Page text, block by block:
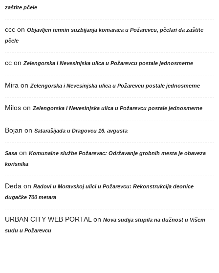
zaštite pčele
ccc on Objavljen termin suzbijanja komaraca u Požarevcu, pčelari da zaštite
pčele
cc on Zelengorska i Nevesinjska ulica u Požarevcu postale jednosmerne
Mira on Zelengorska i Nevesinjska ulica u Požarevcu postale jednosmerne
Milos on Zelengorska i Nevesinjska ulica u Požarevcu postale jednosmerne
Bojan on Satarašijada u Dragovcu 16. avgusta
Sasa on Komunalne službe Požarevac: Održavanje grobnih mesta je obaveza
korisnika
Deda on Radovi u Moravskoj ulici u Požarevcu: Rekonstrukcija deonice
dugačke 700 metara
URBAN CITY WEB PORTAL on Nova sudija stupila na dužnost u Višem
sudu u Požarevcu